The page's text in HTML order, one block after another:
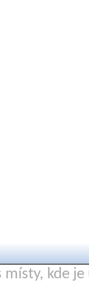
místy, kde